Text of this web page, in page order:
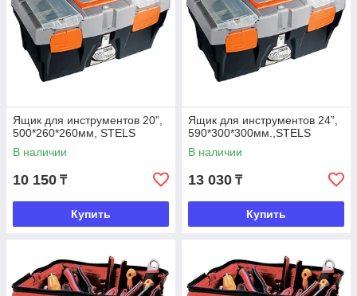
Ящик для инструментов 20”,
500*260*260мм, STELS
В наличии
10 150 ₸
Купить
Ящик для инструментов 24”,
590*300*300мм.,STELS
В наличии
13 030 ₸
Купить